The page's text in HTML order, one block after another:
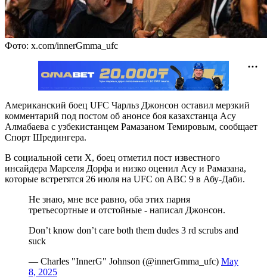
Фото: x.com/innerGmma_ufc
Американский боец UFC Чарльз Джонсон оставил мерзкий
комментарий под постом об анонсе боя казахстанца Асу
Алмабаева с узбекистанцем Рамазаном Темировым, сообщает
Спорт Шредингера.
В социальной сети X, боец отметил пост известного
инсайдера Марселя Дорфа и низко оценил Асу и Рамазана,
которые встретятся 26 июля на UFC on ABC 9 в Абу-Даби.
Не знаю, мне все равно, оба этих парня
третьесортные и отстойные - написал Джонсон.
Don’t know don’t care both them dudes 3 rd scrubs and
suck
— Charles "InnerG" Johnson (@innerGmma_ufc) May
8, 2025